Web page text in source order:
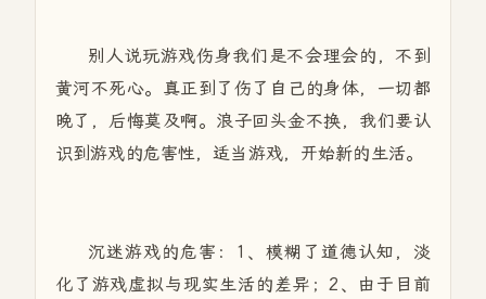
别人说玩游戏伤身我们是不会理会的，不到
黄河不死心。真正到了伤了自己的身体，一切都
晚了，后悔莫及啊。浪子回头金不换，我们要认
识到游戏的危害性，适当游戏，开始新的生活。
沉迷游戏的危害：1、模糊了道德认知，淡
化了游戏虚拟与现实生活的差异；2、由于目前